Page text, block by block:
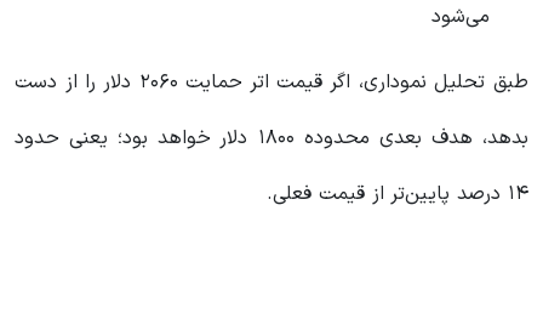
می‌شود
طبق تحلیل نموداری، اگر قیمت اتر حمایت ۲۰۶۰ دلار را از دست
بدهد، هدف بعدی محدوده ۱۸۰۰ دلار خواهد بود؛ یعنی حدود
۱۴ درصد پایین‌تر از قیمت فعلی.